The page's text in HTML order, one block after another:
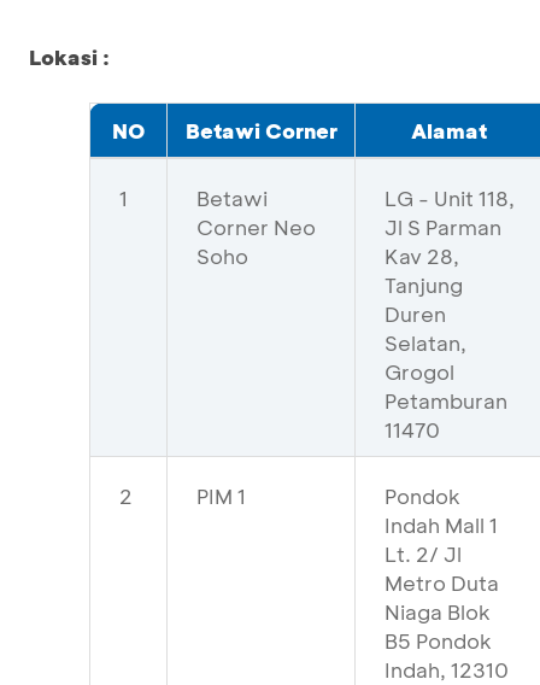
Lokasi :
NO Betawi Corner Alamat
1
Betawi
Corner Neo
Soho
LG - Unit 118,
Jl S Parman
Kav 28,
Tanjung
Duren
Selatan,
Grogol
Petamburan
11470
2 PIM 1
Pondok
Indah Mall 1
Lt. 2/ Jl
Metro Duta
Niaga Blok
B5 Pondok
Indah, 12310